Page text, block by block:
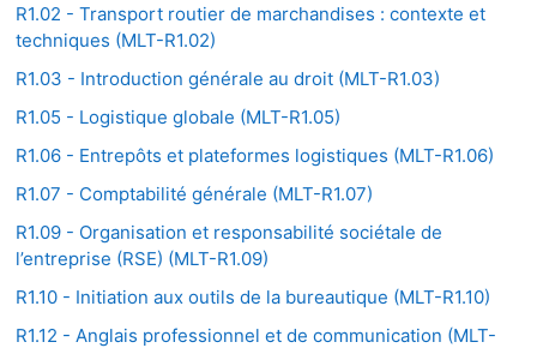
R1.02 - Transport routier de marchandises : contexte et
techniques (MLT-R1.02)
R1.03 - Introduction générale au droit (MLT-R1.03)
R1.05 - Logistique globale (MLT-R1.05)
R1.06 - Entrepôts et plateformes logistiques (MLT-R1.06)
R1.07 - Comptabilité générale (MLT-R1.07)
R1.09 - Organisation et responsabilité sociétale de
l’entreprise (RSE) (MLT-R1.09)
R1.10 - Initiation aux outils de la bureautique (MLT-R1.10)
R1.12 - Anglais professionnel et de communication (MLT-